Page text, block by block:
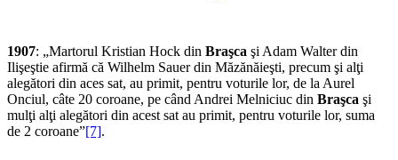
1907: „Martorul Kristian Hock din Braşca şi Adam Walter din
Ilişeştie afirmă că Wilhelm Sauer din Măzănăieşti, precum şi alţi
alegători din aces sat, au primit, pentru voturile lor, de la Aurel
Onciul, câte 20 coroane, pe când Andrei Melniciuc din Braşca şi
mulţi alţi alegători din acest sat au primit, pentru voturile lor, suma
de 2 coroane”[7].